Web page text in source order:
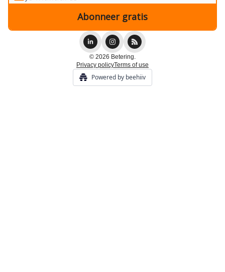
© 2026 Betering.
Privacy policyTerms of use
Powered by beehiiv